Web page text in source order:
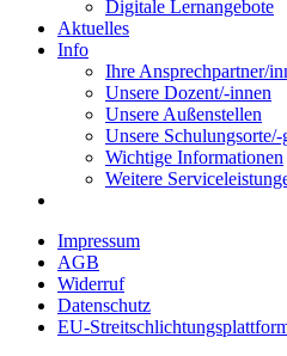
Digitale Lernangebote
Aktuelles
Info
Ihre Ansprechpartner/
Unsere Dozent/-innen
Unsere Außenstellen
Unsere Schulungsorte/-
Wichtige Informationen
Weitere
Impressum
AGB
Widerruf
Datenschutz
EU-